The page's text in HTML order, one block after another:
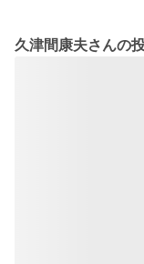
久津間康夫さんの